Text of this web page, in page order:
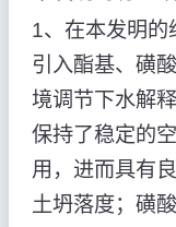
1、在本发明的
引入酯基、磺
境调节下水解
保持了稳定的
用，进而具有
土坍落度；磺